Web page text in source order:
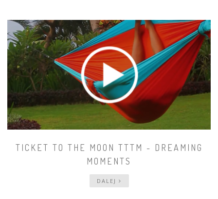
TICKET TO THE MOON TTTM - DREAMING
MOMENTS
DALEJ